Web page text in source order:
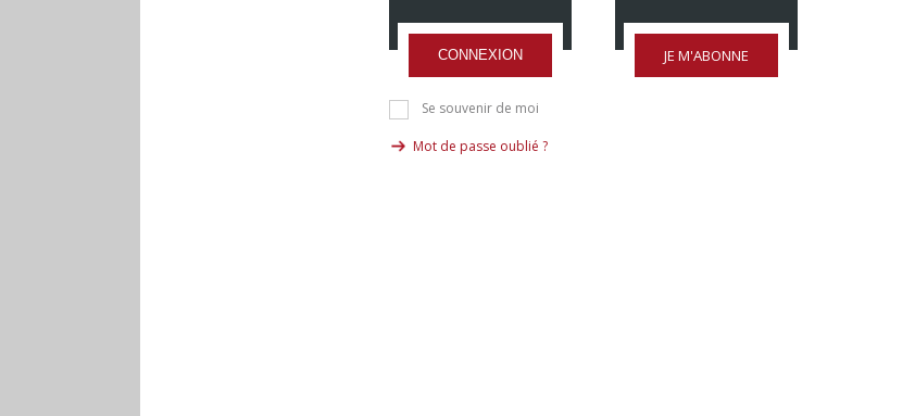
CONNEXION
Se souvenir de moi
Mot de passe oublié ?
JE M'ABONNE